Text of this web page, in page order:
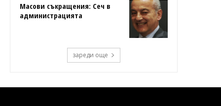
Масови съкращения: Сеч в
администрацията
зареди още